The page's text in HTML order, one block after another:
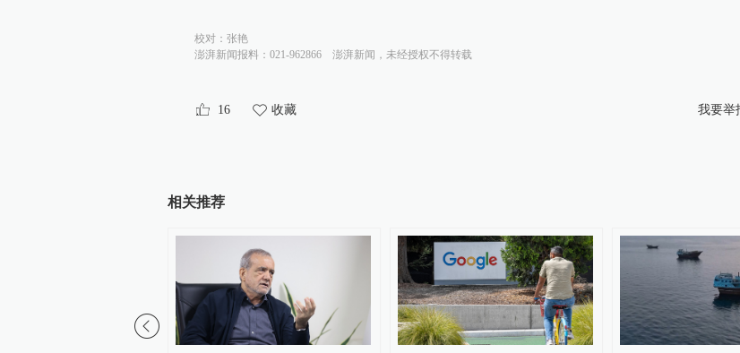
校对： 张艳
澎湃新闻报料：021-962866
澎湃新闻，未经授权不得转载
16 收藏 我要举
相关推荐